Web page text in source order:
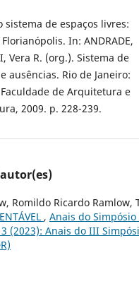
sistema de espaços livres:
In: ANDRADE,
Vera R. (org.). Sistema de
ausências. Rio de Janeiro:
de Arquitetura e
2009. p. 228-239.
Romildo Ricardo Ramlow,
, Anais do
(2023): Anais do III